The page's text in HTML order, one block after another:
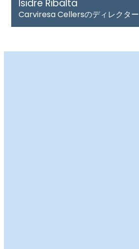
Isidre Ribalta
Carviresa Cellersのディレクター